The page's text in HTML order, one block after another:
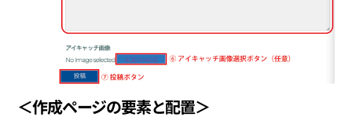
＜作成ページの要素と配置＞